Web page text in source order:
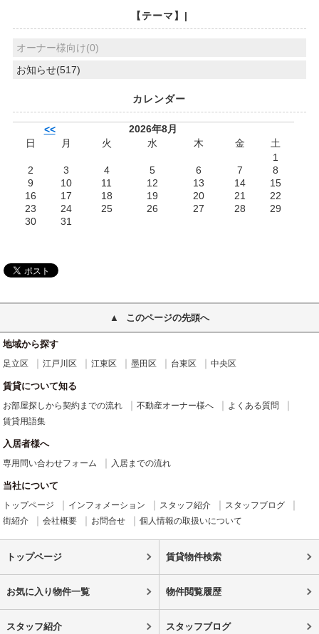
【テーマ】|
オーナー様向け(0)
お知らせ(517)
カレンダー
<<
2026年8月
日
月 火 水 木 金
土
1
2
3 4 5 6 7
8
9
10 11 12 13 14
15
16
17 18 19 20 21
22
23
24 25 26 27 28
29
30
31
このページの先頭へ
地域から探す
足立区 江戸川区 江東区 墨田区 台東区 中央区
賃貸について知る
お部屋探しから契約までの流れ 不動産オーナー様へ
よくある質問
賃貸用語集
入居者様へ
専用問い合わせフォーム 入居までの流れ
当社について
トップページ インフォメーション スタッフ紹介
スタッフブログ
街紹介
会社概要 お問合せ 個人情報の取扱いについて
トップページ 賃貸物件検索
お気に入り物件一覧 物件閲覧履歴
スタッフ紹介 スタッフブログ